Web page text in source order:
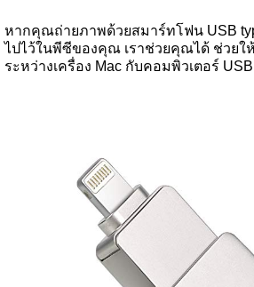
หากคุณถ่ายภาพด้วยสมาร์ทโฟน USB
ไปไว้ในพีซีของคุณ เราช่วยคุณได้ ช่วยใ
ระหว่างเครื่อง Mac กับคอมพิวเตอร์